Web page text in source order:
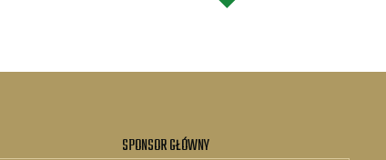
SPONSOR GŁÓWNY